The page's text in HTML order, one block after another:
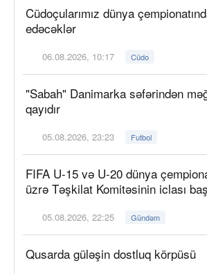
Cüdoçularımız dünya
edəcəklər
06.08.2026, 10:17 Cüdo
"Sabah" Danimarka səfərindən
qayıdır
05.08.2026, 23:23 Futbol
FIFA U-15 və U-20 dünya
üzrə Təşkilat Komitəsinin iclası
05.08.2026, 22:25 Gündəm
Qusarda güləşin dostluq körpüsü